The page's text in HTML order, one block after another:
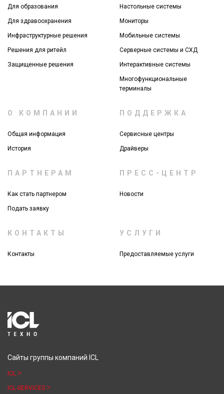
Для образования
Для здравоохранения
Инфраструктурные решения
Решения для ритейл
Защищенные решения
Настольные системы
Мониторы
Мобильные системы
Серверные системы и СХД
Интерактивные системы
Многофункциональные
терминалы
О КОМПАНИИ
Общая информация
История
ПОДДЕРЖКА
Сервисные центры
Драйверы
ПАРТНЕРАМ
Как стать партнером
Подать заявку
ПРЕСС-ЦЕНТР
Новости
КОНТАКТЫ
Контакты
УСЛУГИ
Предоставляемые услуги
Сайты группы компаний ICL
ICL
ICL-SERVICES